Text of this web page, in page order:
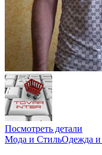
Посмотреть детали
Мода и СтильОдежда и